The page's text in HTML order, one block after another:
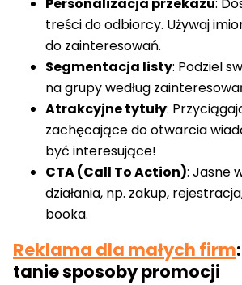
treści do odbiorcy. Używaj
do zainteresowań.
Segmentacja listy: Podziel
na grupy według
Atrakcyjne tytuły:
zachęcające do otwarcia
być interesujące!
CTA (Call To Action): Jasne
działania, np. zakup,
booka.
Reklama dla małych firm
tanie sposoby promocji